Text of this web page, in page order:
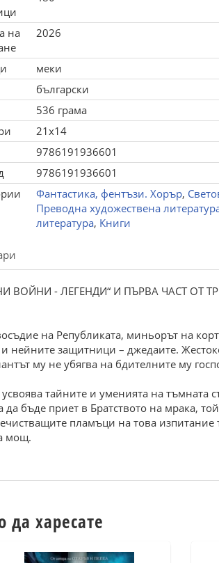
на
2026
меки
български
536 грама
21x14
9786191936601
9786191936601
Фантастика, фентъзи. Хорър,
Преводна художествена
литература, Книги
ВОЙНИ - ЛЕГЕНДИ“ И ПЪРВА ЧАСТ ОТ
на Републиката, миньорът на
нейните защитници – джедаите.
му не убягва на бдителните му
тайните и уменията на
да бъде приет в Братството на мрака,
пламъци на това изпитание
мощ.
харесате